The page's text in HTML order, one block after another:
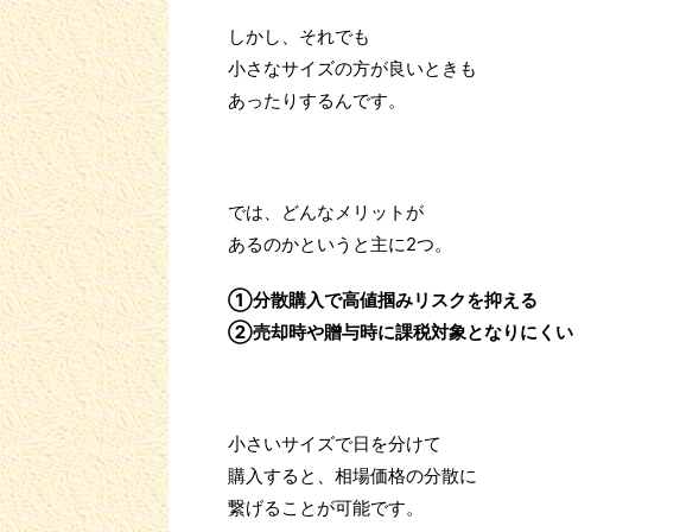
しかし、それでも
小さなサイズの方が良いときも
あったりするんです。
では、どんなメリットが
あるのかというと主に2つ。
①分散購入で高値掴みリスクを抑える
②売却時や贈与時に課税対象となりにくい
小さいサイズで日を分けて
購入すると、相場価格の分散に
繋げることが可能です。